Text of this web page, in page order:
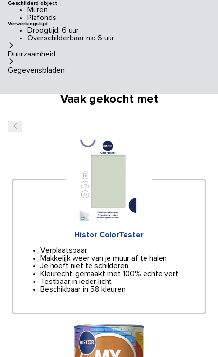
Geschilderd object
Muren
Plafonds
Verwerkingstijd
Droogtijd: 6 uur
Overschilderbaar na: 6 uur
Duurzaamheid
Gegevensbladen
Vaak gekocht met
Histor ColorTester
Verplaatsbaar
Makkelijk weer van je muur af te halen
Je hoeft niet te schilderen
Kleurecht: gemaakt met 100% echte verf
Testbaar in ieder licht
Beschikbaar in 58 kleuren